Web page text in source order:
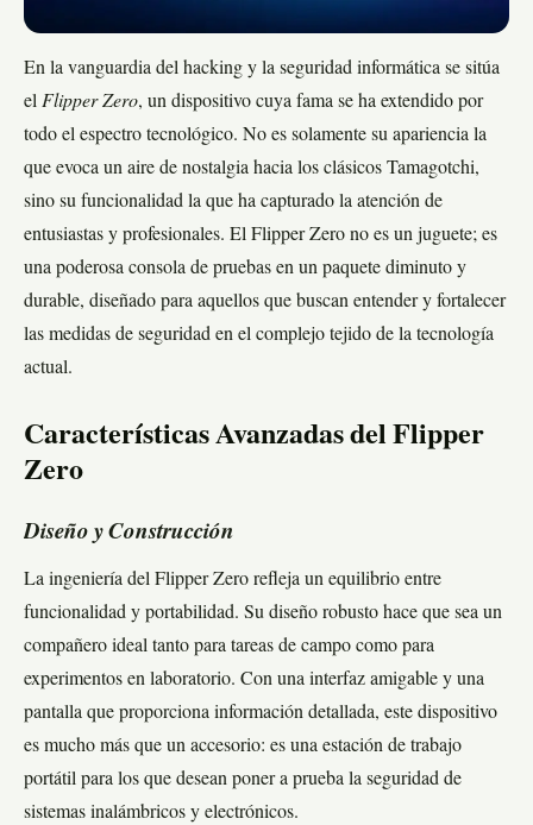
En la vanguardia del hacking y la seguridad informática se sitúa
el Flipper Zero, un dispositivo cuya fama se ha extendido por
todo el espectro tecnológico. No es solamente su apariencia la
que evoca un aire de nostalgia hacia los clásicos Tamagotchi,
sino su funcionalidad la que ha capturado la atención de
entusiastas y profesionales. El Flipper Zero no es un juguete; es
una poderosa consola de pruebas en un paquete diminuto y
durable, diseñado para aquellos que buscan entender y fortalecer
las medidas de seguridad en el complejo tejido de la tecnología
actual.
Características Avanzadas del Flipper
Zero
Diseño y Construcción
La ingeniería del Flipper Zero refleja un equilibrio entre
funcionalidad y portabilidad. Su diseño robusto hace que sea un
compañero ideal tanto para tareas de campo como para
experimentos en laboratorio. Con una interfaz amigable y una
pantalla que proporciona información detallada, este dispositivo
es mucho más que un accesorio: es una estación de trabajo
portátil para los que desean poner a prueba la seguridad de
sistemas inalámbricos y electrónicos.